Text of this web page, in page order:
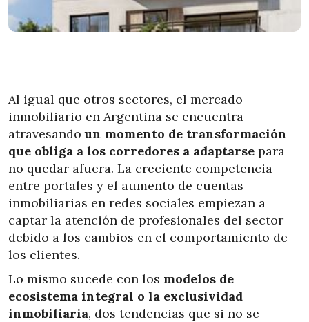
Al igual que otros sectores, el mercado
inmobiliario en Argentina se encuentra
atravesandoun momento de transformación
que obliga a los corredores a adaptarse para
no quedar afuera. La creciente competencia
entre portales y el aumento de cuentas
inmobiliarias en redes sociales empiezan a
captar la atención de profesionales del sector
debido a los cambios en el comportamiento de
los clientes.
Lo mismo sucede con los modelos de
ecosistema integral o la exclusividad
inmobiliaria, dos tendencias que si no se